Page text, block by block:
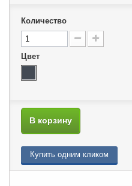
Количество
Цвет
В корзину
Купить одним кликом